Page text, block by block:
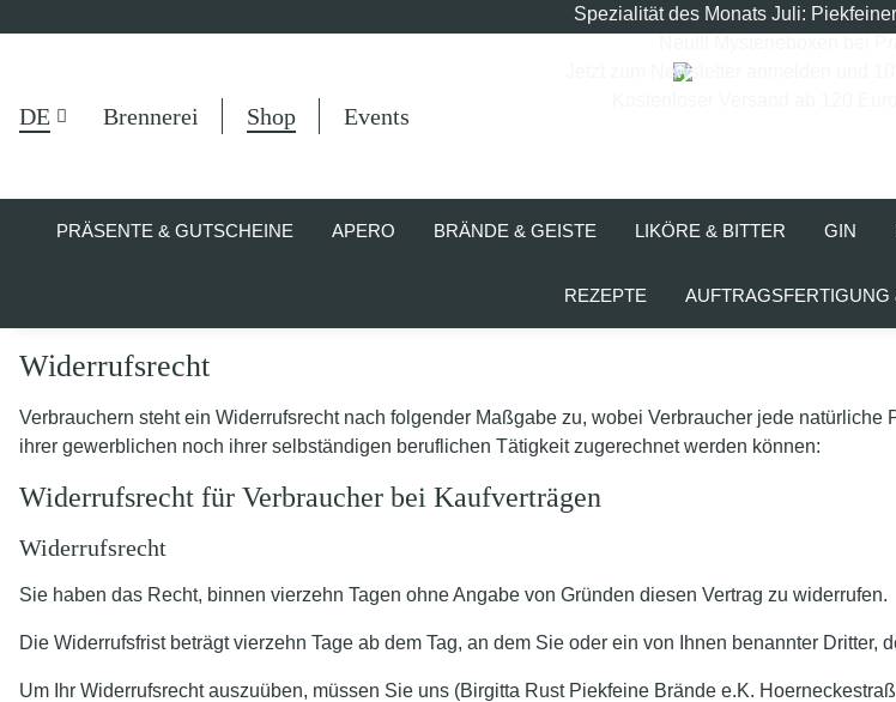
Spezialität des Monats Juli:
Jetzt zum Newsletter anmelden und
DE Brennerei Shop Events
PRÄSENTE & GUTSCHEINE APERO BRÄNDE & GEISTE LIKÖRE & BITTER GIN
REZEPTE AUFTRAGSFERTIGUNG
Widerrufsrecht
Verbrauchern steht ein Widerrufsrecht nach folgender Maßgabe zu, wobei Verbraucher jede
ihrer gewerblichen noch ihrer selbständigen beruflichen Tätigkeit zugerechnet werden können:
Widerrufsrecht für Verbraucher bei Kaufverträgen
Widerrufsrecht
Sie haben das Recht, binnen vierzehn Tagen ohne Angabe von Gründen diesen Vertrag zu widerrufen.
Die Widerrufsfrist beträgt vierzehn Tage ab dem Tag, an dem Sie oder ein von Ihnen benannter
Um Ihr Widerrufsrecht auszuüben, müssen Sie uns (Birgitta Rust Piekfeine Brände e.K.